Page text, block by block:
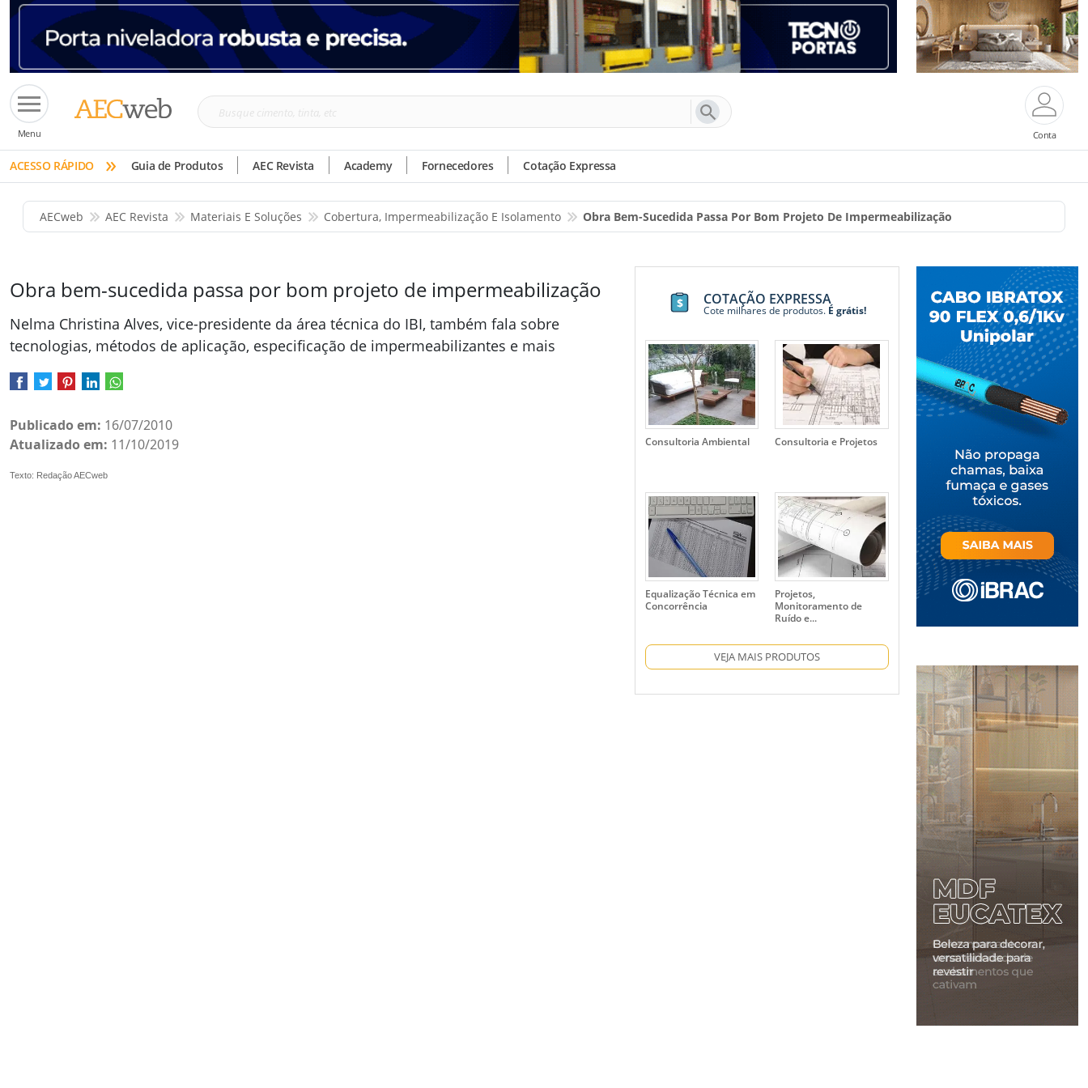
Menu
Busque
tinta,
etc
Conta
ACESSO RÁPIDO » Guia de Produtos AEC Revista Academy Fornecedores Cotação Expressa
AECweb AEC Revista Materiais E Soluções Cobertura, Impermeabilização E Isolamento Obra Bem-Sucedida Passa Por Bom Projeto De Impermeabilização
Obra bem-sucedida passa por bom projeto de impermeabilização
Nelma Christina Alves, vice-presidente da área técnica do IBI, também fala sobre
tecnologias, métodos de aplicação, especificação de impermeabilizantes e mais
Publicado em: 16/07/2010
Atualizado em: 11/10/2019
Texto: Redação AECweb
COTAÇÃO EXPRESSA
Cote milhares de produtos.É grátis!
Consultoria Ambiental Consultoria e Projetos
Equalização Técnica em
Concorrência
Projetos,
Monitoramento de
Ruído e...
VEJA MAIS PRODUTOS